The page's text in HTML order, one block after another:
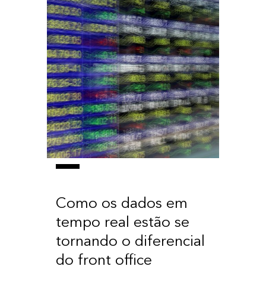
Como os dados em
tempo real estão se
tornando o diferencial
do front office